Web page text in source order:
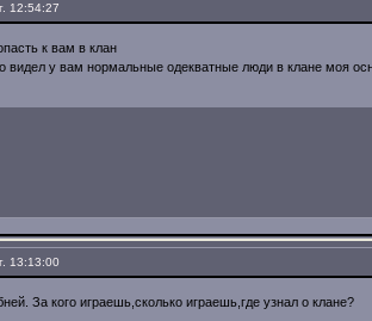
12:54:27
к вам в клан
видел у вам нормальные одекватные люди в клане моя
13:13:00
За кого играешь,сколько играешь,где узнал о клане?